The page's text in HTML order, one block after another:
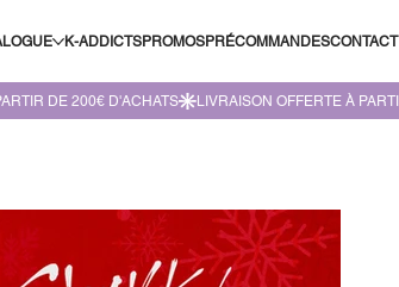
K-ADDICTSPROMOSPRÉCOMMANDESCONTACT